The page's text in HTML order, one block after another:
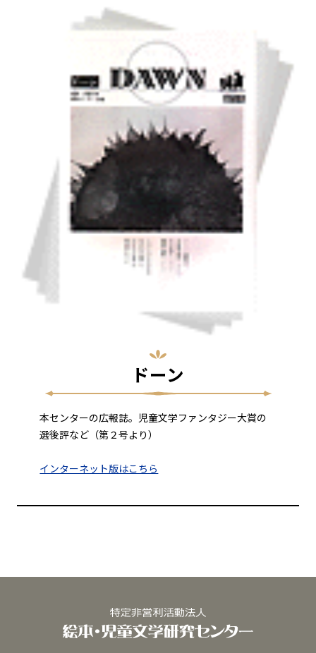
ドーン
本センターの広報誌。児童文学ファンタジー大賞の
選後評など（第２号より）
インターネット版はこちら